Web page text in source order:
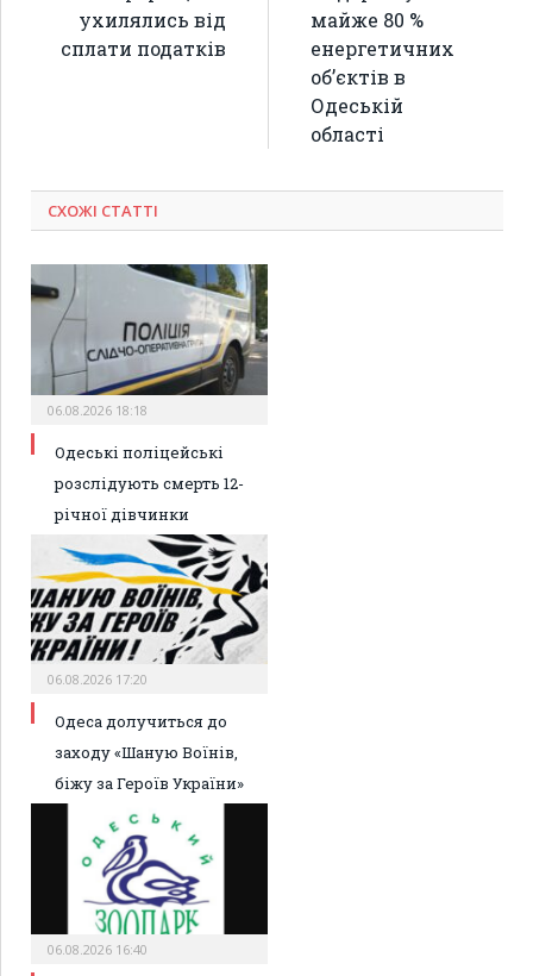
ухилялись від
сплати податків
майже 80 %
енергетичних
об’єктів в
Одеській
області
СХОЖІ СТАТТІ
06.08.2026 18:18
Одеські поліцейські
розслідують смерть 12-
річної дівчинки
06.08.2026 17:20
Одеса долучиться до
заходу «Шаную Воїнів,
біжу за Героїв України»
06.08.2026 16:40